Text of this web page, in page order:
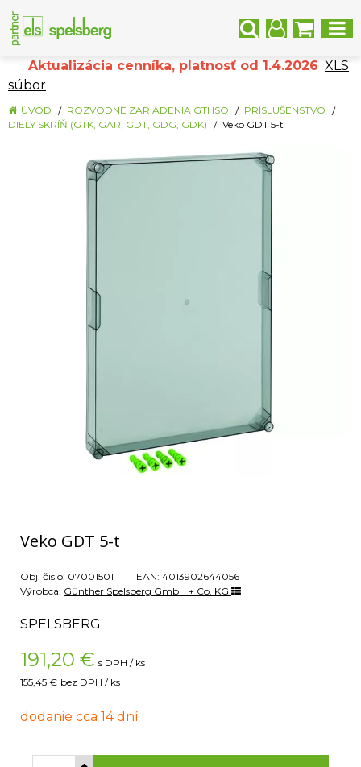
Aktualizácia cenníka, platnosť od 1.4.2026 XLS
súbor
ÚVOD ROZVODNÉ ZARIADENIA GTI ISO
PRÍSLUŠENSTVO
DIELY SKRÍŇ (GTK, GAR, GDT, GDG, GDK)
Veko GDT 5-t
Veko GDT 5-t
Obj. čislo: 07001501 EAN: 4013902644056
Výrobca: Günther Spelsberg GmbH + Co. KG
SPELSBERG
191,20 € s DPH / ks
155,45 € bez DPH / ks
dodanie cca 14 dní